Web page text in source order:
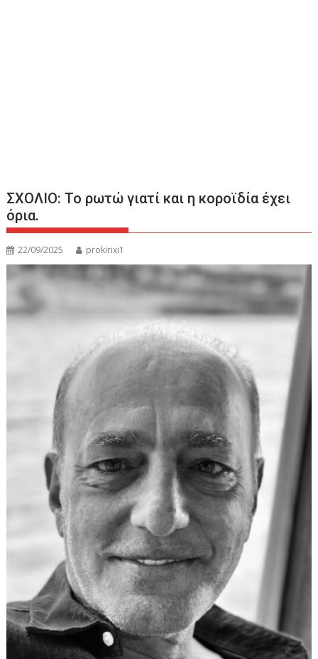
ΣΧΟΛΙΟ: Το ρωτώ γιατί και η κοροϊδία έχει
όρια.
22/09/2025 prokirixi1